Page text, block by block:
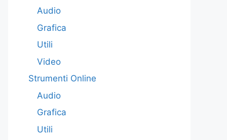
Audio
Grafica
Utili
Video
Strumenti Online
Audio
Grafica
Utili